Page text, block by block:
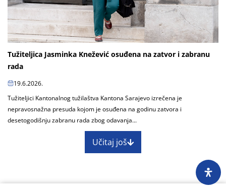
Tužiteljica Jasminka Knežević osuđena na zatvor i zabranu
rada
19.6.2026.
Tužiteljici Kantonalnog tužilaštva Kantona Sarajevo izrečena je
nepravosnažna presuda kojom je osuđena na godinu zatvora i
desetogodišnju zabranu rada zbog odavanja...
Učitaj još